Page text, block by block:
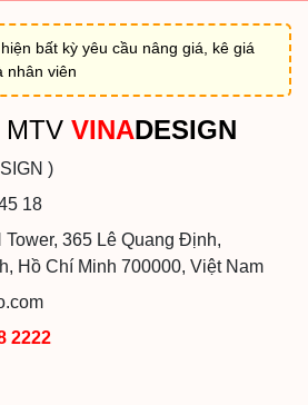
bất kỳ yêu cầu nâng giá, kê giá
nhân viên
MTV VINADESIGN
)
18
Tower, 365 Lê Quang Định,
Hồ Chí Minh 700000, Việt Nam
2222